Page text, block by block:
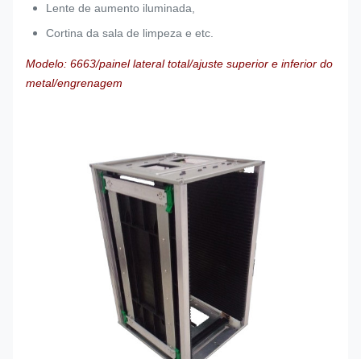
Lente de aumento iluminada,
Cortina da sala de limpeza e etc.
Modelo: 6663/painel lateral total/ajuste superior e inferior do
metal/engrenagem